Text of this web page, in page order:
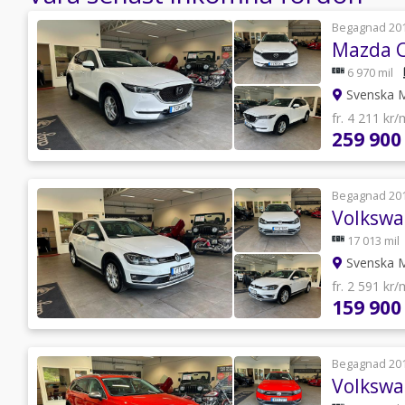
Begagnad
Mazda
6 970 mil
Svenska
fr. 4 211 kr/
259
Begagnad
17 013 mil
Svenska
fr. 2 591 kr/
159
Begagnad